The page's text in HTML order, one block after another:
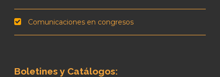
Comunicaciones en congresos
Boletines y Catálogos: